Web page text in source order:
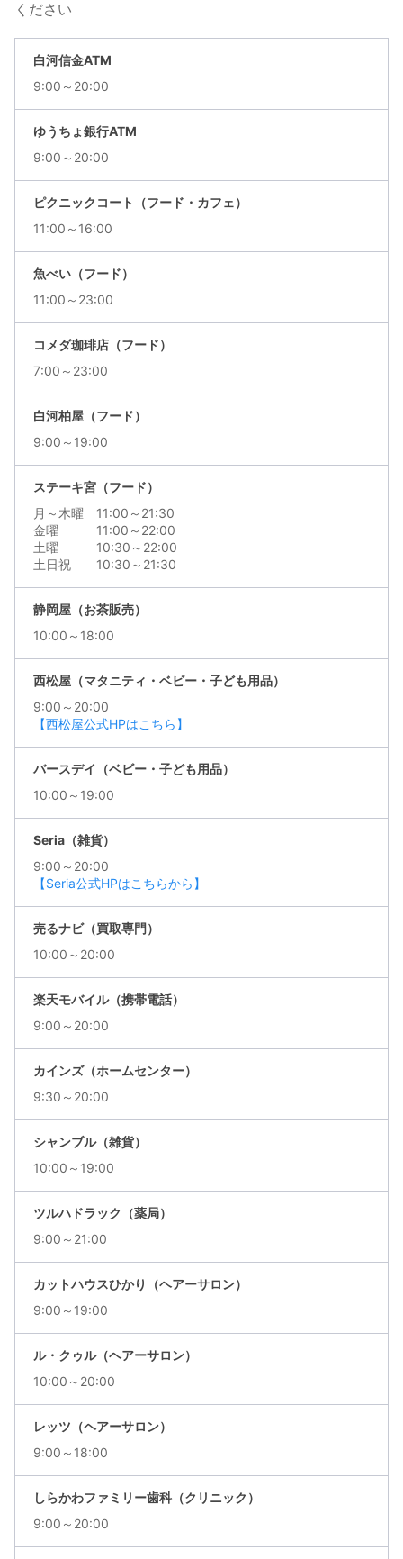
ください
白河信金ATM
9:00～20:00
ゆうちょ銀行ATM
9:00～20:00
ピクニックコート（フード・カフェ）
11:00～16:00
魚べい（フード）
11:00～23:00
コメダ珈琲店（フード）
7:00～23:00
白河柏屋（フード）
9:00～19:00
ステーキ宮（フード）
月～木曜 11:00～21:30
金曜 11:00～22:00
土曜 10:30～22:00
土日祝 10:30～21:30
静岡屋（お茶販売）
10:00～18:00
西松屋（マタニティ・ベビー・子ども用品）
9:00～20:00
【西松屋公式HPはこちら】
バースデイ（ベビー・子ども用品）
10:00～19:00
Seria（雑貨）
9:00～20:00
【Seria公式HPはこちらから】
売るナビ（買取専門）
10:00～20:00
楽天モバイル（携帯電話）
9:00～20:00
カインズ（ホームセンター）
9:30～20:00
シャンブル（雑貨）
10:00～19:00
ツルハドラック（薬局）
9:00～21:00
カットハウスひかり（ヘアーサロン）
9:00～19:00
ル・クゥル（ヘアーサロン）
10:00～20:00
レッツ（ヘアーサロン）
9:00～18:00
しらかわファミリー歯科（クリニック）
9:00～20:00